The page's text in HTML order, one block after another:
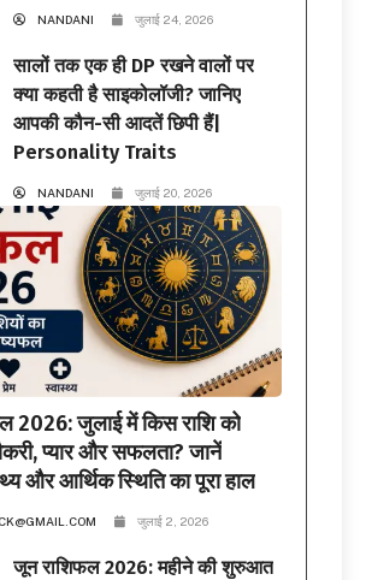
NANDANI जुलाई 24, 2026
सालों तक एक ही DP रखने वालों पर
क्या कहती है साइकोलॉजी? जानिए
आपकी कौन-सी आदतें छिपी हैं|
Personality Traits
NANDANI जुलाई 20, 2026
2026: जुलाई में किस राशि को
प्यार और सफलता? जानें
और आर्थिक स्थिति का पूरा हाल
जुलाई 2, 2026
जून राशिफल 2026: महीने की शुरुआत